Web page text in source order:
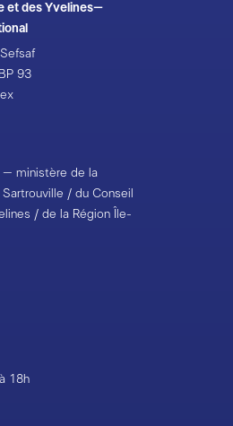
et des Yvelines–
93
– ministère de la
/ du Conseil
/ de la Région Île-
18h